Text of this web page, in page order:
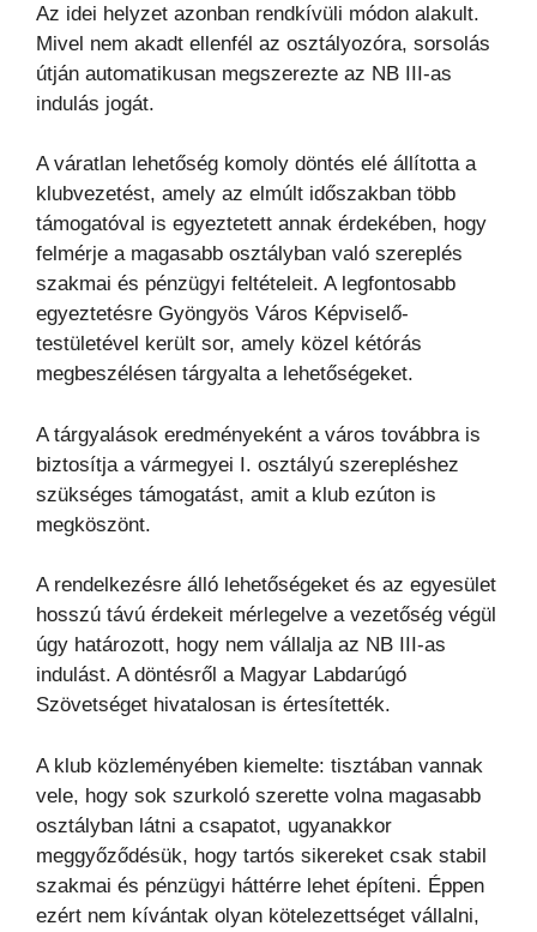
Az idei helyzet azonban rendkívüli módon alakult.
Mivel nem akadt ellenfél az osztályozóra, sorsolás
útján automatikusan megszerezte az NB III-as
indulás jogát.
A váratlan lehetőség komoly döntés elé állította a
klubvezetést, amely az elmúlt időszakban több
támogatóval is egyeztetett annak érdekében, hogy
felmérje a magasabb osztályban való szereplés
szakmai és pénzügyi feltételeit. A legfontosabb
egyeztetésre Gyöngyös Város Képviselő-
testületével került sor, amely közel kétórás
megbeszélésen tárgyalta a lehetőségeket.
A tárgyalások eredményeként a város továbbra is
biztosítja a vármegyei I. osztályú szerepléshez
szükséges támogatást, amit a klub ezúton is
megköszönt.
A rendelkezésre álló lehetőségeket és az egyesület
hosszú távú érdekeit mérlegelve a vezetőség végül
úgy határozott, hogy nem vállalja az NB III-as
indulást. A döntésről a Magyar Labdarúgó
Szövetséget hivatalosan is értesítették.
A klub közleményében kiemelte: tisztában vannak
vele, hogy sok szurkoló szerette volna magasabb
osztályban látni a csapatot, ugyanakkor
meggyőződésük, hogy tartós sikereket csak stabil
szakmai és pénzügyi háttérre lehet építeni. Éppen
ezért nem kívántak olyan kötelezettséget vállalni,